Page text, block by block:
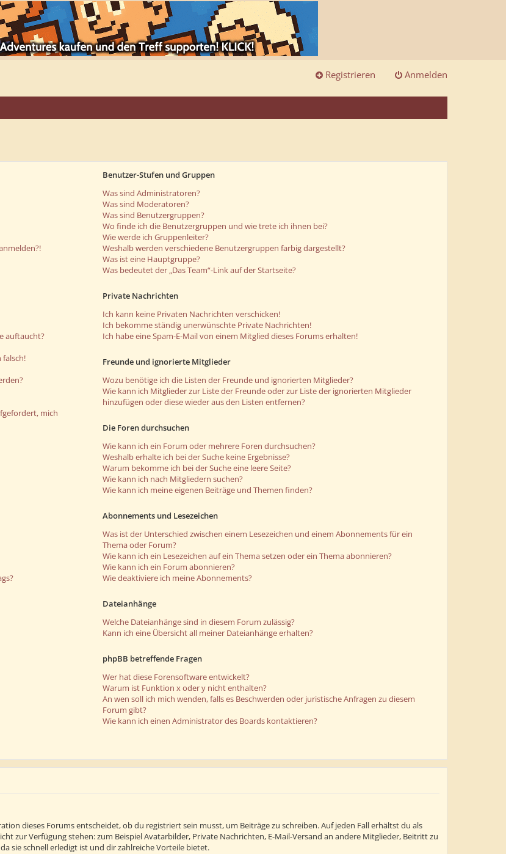
Anmelden
Registrieren
auftaucht?
falsch!
mich
Benutzer-Stufen und Gruppen
Was sind Administratoren?
Was sind Moderatoren?
Was sind Benutzergruppen?
Wo finde ich die Benutzergruppen und wie trete ich ihnen bei?
Wie werde ich Gruppenleiter?
Weshalb werden verschiedene Benutzergruppen farbig dargestellt?
Was ist eine Hauptgruppe?
Was bedeutet der „Das Team“-Link auf der Startseite?
Private Nachrichten
Ich kann keine Privaten Nachrichten verschicken!
Ich bekomme ständig unerwünschte Private Nachrichten!
Ich habe eine Spam-E-Mail von einem Mitglied dieses Forums erhalten!
Freunde und ignorierte Mitglieder
Wozu benötige ich die Listen der Freunde und ignorierten Mitglieder?
Wie kann ich Mitglieder zur Liste der Freunde oder zur Liste der ignorierten Mitglieder
hinzufügen oder diese wieder aus den Listen entfernen?
Die Foren durchsuchen
Wie kann ich ein Forum oder mehrere Foren durchsuchen?
Weshalb erhalte ich bei der Suche keine Ergebnisse?
Warum bekomme ich bei der Suche eine leere Seite?
Wie kann ich nach Mitgliedern suchen?
Wie kann ich meine eigenen Beiträge und Themen finden?
Abonnements und Lesezeichen
Was ist der Unterschied zwischen einem Lesezeichen und einem Abonnements für ein
Thema oder Forum?
Wie kann ich ein Lesezeichen auf ein Thema setzen oder ein Thema abonnieren?
Wie kann ich ein Forum abonnieren?
Wie deaktiviere ich meine Abonnements?
Dateianhänge
Welche Dateianhänge sind in diesem Forum zulässig?
Kann ich eine Übersicht all meiner Dateianhänge erhalten?
phpBB betreffende Fragen
Wer hat diese Forensoftware entwickelt?
Warum ist Funktion x oder y nicht enthalten?
An wen soll ich mich wenden, falls es Beschwerden oder juristische Anfragen zu diesem
Forum gibt?
Wie kann ich einen Administrator des Boards kontaktieren?
dieses Forums entscheidet, ob du registriert sein musst, um Beiträge zu schreiben. Auf jeden Fall erhältst du als
zur Verfügung stehen: zum Beispiel Avatarbilder, Private Nachrichten, E-Mail-Versand an andere Mitglieder, Beitritt zu
sie schnell erledigt ist und dir zahlreiche Vorteile bietet.